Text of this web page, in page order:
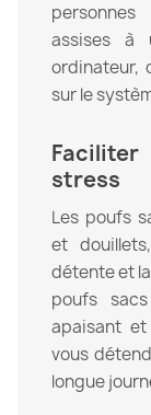
assises à
ordinateur,
sur le
stress
Les poufs
et
détente et
poufs
apaisant
vous
longue